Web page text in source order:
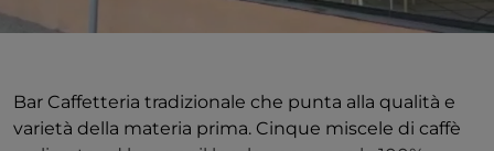
Bar Caffetteria tradizionale che punta alla qualità e
varietà della materia prima. Cinque miscele di caffè